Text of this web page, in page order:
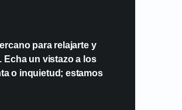
usando
viajeros que
remotas en
para relajarte y
Echa un vistazo a los
o inquietud; estamos